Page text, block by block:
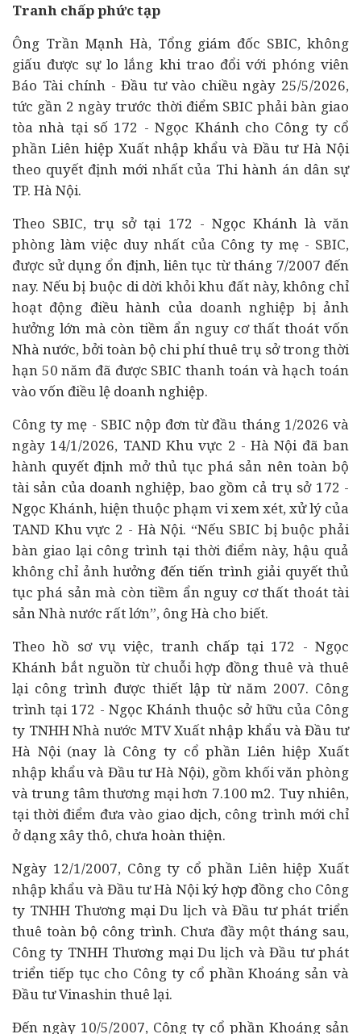
Tranh chấp phức tạp
Ông Trần Mạnh Hà, Tổng giám đốc SBIC, không
giấu được sự lo lắng khi trao đổi với phóng viên
Báo Tài chính - Đầu tư vào chiều ngày 25/5/2026,
tức gần 2 ngày trước thời điểm SBIC phải bàn giao
tòa nhà tại số 172 - Ngọc Khánh cho Công ty cổ
phần Liên hiệp Xuất nhập khẩu và Đầu tư Hà Nội
theo quyết định mới nhất của Thi hành án dân sự
TP. Hà Nội.
Theo SBIC, trụ sở tại 172 - Ngọc Khánh là văn
phòng làm việc duy nhất của Công ty mẹ - SBIC,
được sử dụng ổn định, liên tục từ tháng 7/2007 đến
nay. Nếu bị buộc di dời khỏi khu đất này, không chỉ
hoạt động điều hành của doanh nghiệp bị ảnh
hưởng lớn mà còn tiềm ẩn nguy cơ thất thoát vốn
Nhà nước, bởi toàn bộ chi phí thuê trụ sở trong thời
hạn 50 năm đã được SBIC thanh toán và hạch toán
vào vốn điều lệ doanh nghiệp.
Công ty mẹ - SBIC nộp đơn từ đầu tháng 1/2026 và
ngày 14/1/2026, TAND Khu vực 2 - Hà Nội đã ban
hành quyết định mở thủ tục phá sản nên toàn bộ
tài sản của doanh nghiệp, bao gồm cả trụ sở 172 -
Ngọc Khánh, hiện thuộc phạm vi xem xét, xử lý của
TAND Khu vực 2 - Hà Nội. “Nếu SBIC bị buộc phải
bàn giao lại công trình tại thời điểm này, hậu quả
không chỉ ảnh hưởng đến tiến trình giải quyết thủ
tục phá sản mà còn tiềm ẩn nguy cơ thất thoát tài
sản Nhà nước rất lớn”, ông Hà cho biết.
Theo hồ sơ vụ việc, tranh chấp tại 172 - Ngọc
Khánh bắt nguồn từ chuỗi hợp đồng thuê và thuê
lại công trình được thiết lập từ năm 2007. Công
trình tại 172 - Ngọc Khánh thuộc sở hữu của Công
ty TNHH Nhà nước MTV Xuất nhập khẩu và Đầu tư
Hà Nội (nay là Công ty cổ phần Liên hiệp Xuất
nhập khẩu và Đầu tư Hà Nội), gồm khối văn phòng
và trung tâm thương mại hơn 7.100 m2. Tuy nhiên,
tại thời điểm đưa vào giao dịch, công trình mới chỉ
ở dạng xây thô, chưa hoàn thiện.
Ngày 12/1/2007, Công ty cổ phần Liên hiệp Xuất
nhập khẩu và Đầu tư Hà Nội ký hợp đồng cho Công
ty TNHH Thương mạiDu lịch và Đầu tư phát triển
thuê toàn bộ công trình. Chưa đầy một tháng sau,
Công ty TNHH Thương mại Du lịch và Đầu tư phát
triển tiếp tục cho Công ty cổ phần Khoáng sản và
Đầu tư Vinashin thuê lại.
Đến ngày 10/5/2007, Công ty cổ phần Khoáng sản